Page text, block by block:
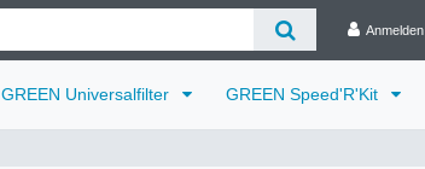
Anmelden
GREEN Universalfilter GREEN Speed'R'Kit